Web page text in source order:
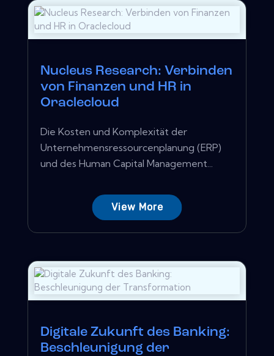
Nucleus Research: Verbinden
von Finanzen und HR in
Oraclecloud
Die Kosten und Komplexität der
Unternehmensressourcenplanung (ERP)
und des Human Capital Management...
View More
Digitale Zukunft des Banking:
Beschleunigung der